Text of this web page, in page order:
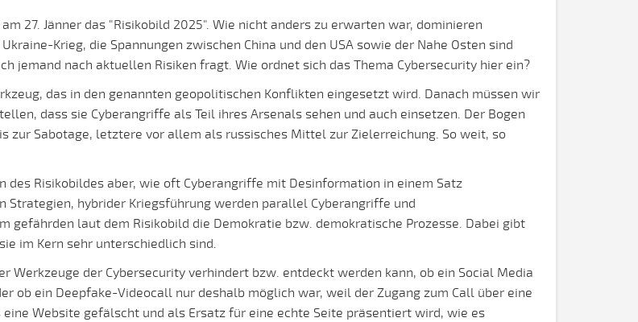
27. Jänner das "Risikobild 2025". Wie nicht anders zu erwarten war, dominieren
Krieg, die Spannungen zwischen China und den USA sowie der Nahe Osten sind
jemand nach aktuellen Risiken fragt. Wie ordnet sich das Thema Cybersecurity hier ein?
das in den genannten geopolitischen Konflikten eingesetzt wird. Danach müssen wir
dass sie Cyberangriffe als Teil ihres Arsenals sehen und auch einsetzen. Der Bogen
zur Sabotage, letztere vor allem als russisches Mittel zur Zielerreichung. So weit, so
des Risikobildes aber, wie oft Cyberangriffe mit Desinformation in einem Satz
Strategien, hybrider Kriegsführung werden parallel Cyberangriffe und
gefährden laut dem Risikobild die Demokratie bzw. demokratische Prozesse. Dabei gibt
im Kern sehr unterschiedlich sind.
Werkzeuge der Cybersecurity verhindert bzw. entdeckt werden kann, ob ein Social Media
ob ein Deepfake-Videocall nur deshalb möglich war, weil der Zugang zum Call über eine
Website gefälscht und als Ersatz für eine echte Seite präsentiert wird, wie es